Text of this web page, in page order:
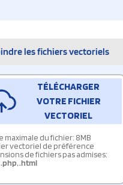
les fichiers vectoriels
TÉLÉCHARGER
VOTRE FICHIER
VECTORIEL
maximale du fichier: 8MB
vectoriel de préférence
de fichiers pas admises:
.php,.html